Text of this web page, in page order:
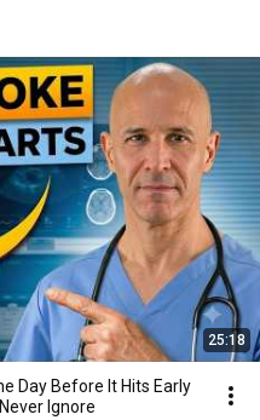
25:18
Before It Hits Early
Ignore